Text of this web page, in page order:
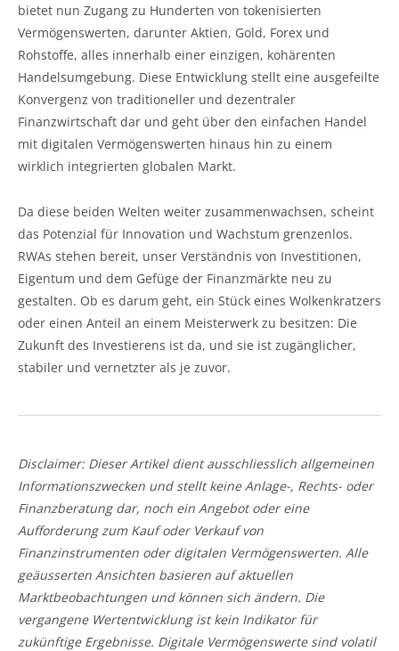
bietet nun Zugang zu Hunderten von tokenisierten
Vermögenswerten, darunter Aktien, Gold, Forex und
Rohstoffe, alles innerhalb einer einzigen, kohärenten
Handelsumgebung. Diese Entwicklung stellt eine ausgefeilte
Konvergenz von traditioneller und dezentraler
Finanzwirtschaft dar und geht über den einfachen Handel
mit digitalen Vermögenswerten hinaus hin zu einem
wirklich integrierten globalen Markt.
Da diese beiden Welten weiter zusammenwachsen, scheint
das Potenzial für Innovation und Wachstum grenzenlos.
RWAs stehen bereit, unser Verständnis von Investitionen,
Eigentum und dem Gefüge der Finanzmärkte neu zu
gestalten. Ob es darum geht, ein Stück eines Wolkenkratzers
oder einen Anteil an einem Meisterwerk zu besitzen: Die
Zukunft des Investierens ist da, und sie ist zugänglicher,
stabiler und vernetzter als je zuvor.
Disclaimer: Dieser Artikel dient ausschliesslich allgemeinen
Informationszwecken und stellt keine Anlage-, Rechts- oder
Finanzberatung dar, noch ein Angebot oder eine
Aufforderung zum Kauf oder Verkauf von
Finanzinstrumenten oder digitalen Vermögenswerten. Alle
geäusserten Ansichten basieren auf aktuellen
Marktbeobachtungen und können sich ändern. Die
vergangene Wertentwicklung ist kein Indikator für
zukünftige Ergebnisse. Digitale Vermögenswerte sind volatil